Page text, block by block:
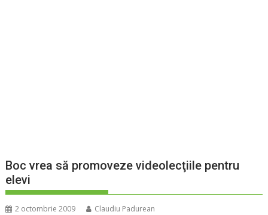
Boc vrea să promoveze videolecţiile pentru
elevi
2 octombrie 2009 Claudiu Padurean